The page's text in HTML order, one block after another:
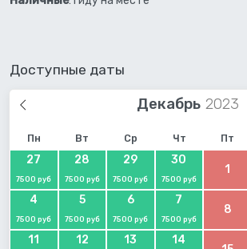
Доступные даты
Декабрь
Пн Вт Ср Чт Пт
27
7500 руб
28
7500 руб
29
7500 руб
30
7500 руб
1
4
7500 руб
5
7500 руб
6
7500 руб
7
7500 руб
8
11 12 13 14